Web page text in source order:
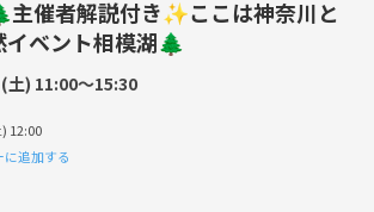
主催者解説付き✨ここは神奈川と
イベント相模湖🌲
土) 11:00〜15:30
12:00
追加する